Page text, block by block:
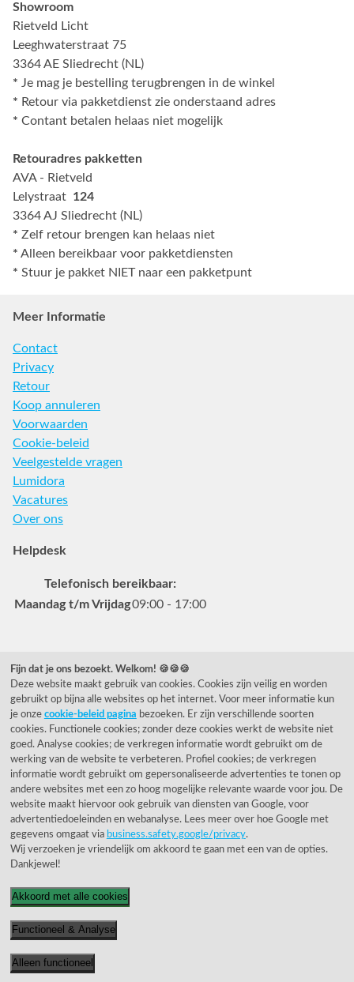
Showroom
Rietveld Licht
Leeghwaterstraat 75
3364 AE Sliedrecht (NL)
* Je mag je bestelling terugbrengen in de winkel
* Retour via pakketdienst zie onderstaand adres
* Contant betalen helaas niet mogelijk
Retouradres pakketten
AVA - Rietveld
Lelystraat 124
3364 AJ Sliedrecht (NL)
* Zelf retour brengen kan helaas niet
* Alleen bereikbaar voor pakketdiensten
* Stuur je pakket NIET naar een pakketpunt
Meer Informatie
Contact
Privacy
Retour
Koop annuleren
Voorwaarden
Cookie-beleid
Veelgestelde vragen
Lumidora
Vacatures
Over ons
Helpdesk
Telefonisch bereikbaar:
Maandag t/m Vrijdag09:00 - 17:00
Veelgestelde vragen
078 615 44 15
helpdesk@rietveldlicht.nl
FacebookInstagramPinterest
Klantwaardering
"Zeer goed" - eKomi.nl
Cijfer: 9.2 (25540 recensies)
Onze nieuwsbrief
Wil je onze nieuwsbrief ontvangen?
Fijn dat je ons bezoekt. Welkom! 🍪🍪🍪
Deze website maakt gebruik van cookies. Cookies zijn veilig en worden
gebruikt op bijna alle websites op het internet. Voor meer informatie kun
je onze cookie-beleid pagina bezoeken. Er zijn verschillende soorten
cookies. Functionele cookies; zonder deze cookies werkt de website niet
goed. Analyse cookies; de verkregen informatie wordt gebruikt om de
werking van de website te verbeteren. Profiel cookies; de verkregen
informatie wordt gebruikt om gepersonaliseerde advertenties te tonen op
andere websites met een zo hoog mogelijke relevante waarde voor jou. De
website maakt hiervoor ook gebruik van diensten van Google, voor
advertentiedoeleinden en webanalyse. Lees meer over hoe Google met
gegevens omgaat via business.safety.google/privacy.
Wij verzoeken je vriendelijk om akkoord te gaan met een van de opties.
Dankjewel!
Akkoord met alle cookies
Functioneel & Analyse
Alleen functioneel